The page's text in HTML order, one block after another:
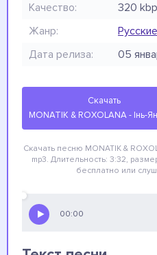
Качество:
320
Жанр:
Дата релиза:
05
Скачать
Скачать песню MONATIK &
mp3. Длительность: 3:32,
бесплатно или
00:00